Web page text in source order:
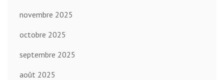
novembre 2025
octobre 2025
septembre 2025
août 2025